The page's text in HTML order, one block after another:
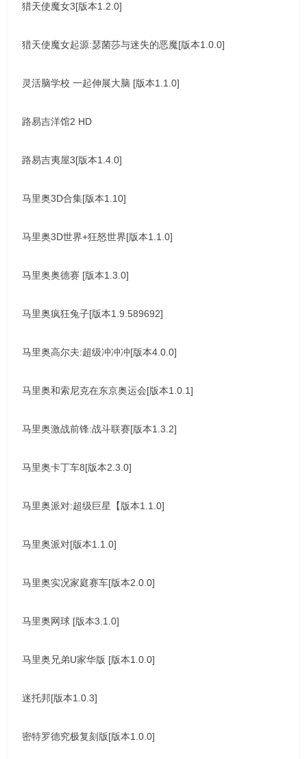
猎天使魔女3[版本1.2.0]
猎天使魔女起源:瑟菌莎与迷失的恶魔[版本1.0.0]
灵活脑学校 一起伸展大脑 [版本1.1.0]
路易吉洋馆2 HD
路易吉夷屋3[版本1.4.0]
马里奥3D合集[版本1.10]
马里奥3D世界+狂怒世界[版本1.1.0]
马里奥奥德赛 [版本1.3.0]
马里奥疯狂兔子[版本1.9.589692]
马里奥高尔夫:超级冲冲冲[版本4.0.0]
马里奥和索尼克在东京奥运会[版本1.0.1]
马里奥激战前锋:战斗联赛[版本1.3.2]
马里奥卡丁车8[版本2.3.0]
马里奥派对:超级巨星【版本1.1.0]
马里奥派对[版本1.1.0]
马里奥实况家庭赛车[版本2.0.0]
马里奥网球 [版本3.1.0]
马里奥兄弟U家华版 [版本1.0.0]
迷托邦[版本1.0.3]
密特罗德究极复刻版[版本1.0.0]